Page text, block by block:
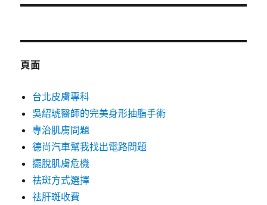
文
頁面
台北皮膚專科
吳紹琥醫師的完美身形抽脂手術
專治肌膚問題
德尚汽車幫我找出電路問題
擺脫肌膚危機
祛斑方式選擇
祛肝斑收費